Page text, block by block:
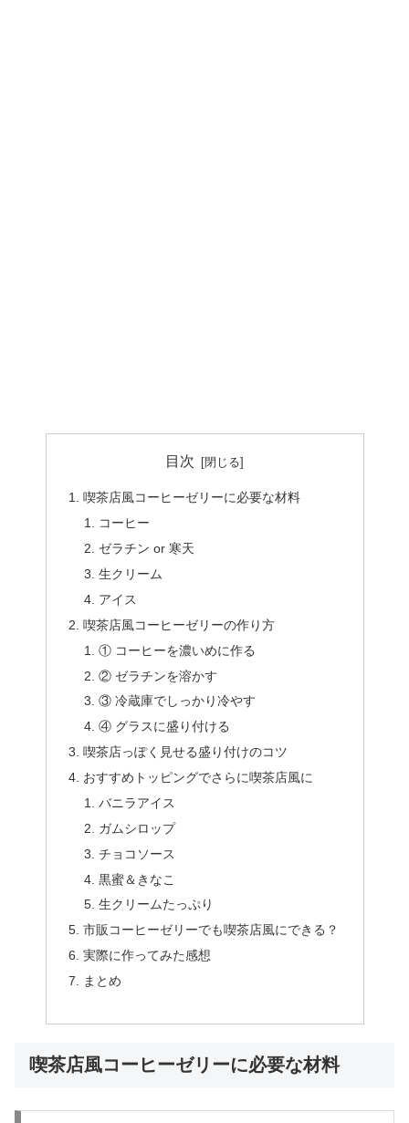
目次
喫茶店風コーヒーゼリーに必要な材料
コーヒー
ゼラチン or 寒天
生クリーム
アイス
喫茶店風コーヒーゼリーの作り方
① コーヒーを濃いめに作る
② ゼラチンを溶かす
③ 冷蔵庫でしっかり冷やす
④ グラスに盛り付ける
喫茶店っぽく見せる盛り付けのコツ
おすすめトッピングでさらに喫茶店風に
バニラアイス
ガムシロップ
チョコソース
黒蜜＆きなこ
生クリームたっぷり
市販コーヒーゼリーでも喫茶店風にできる？
実際に作ってみた感想
まとめ
喫茶店風コーヒーゼリーに必要な材料